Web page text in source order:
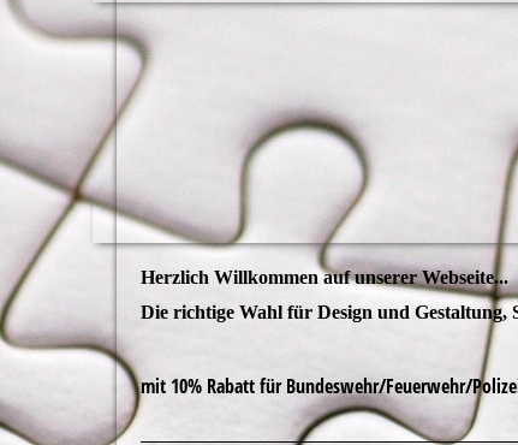
Herzlich Willkommen auf unserer Webseite...
Die richtige Wahl für Design und
mit 10% Rabatt fürBundeswehr/Feuerwehr/